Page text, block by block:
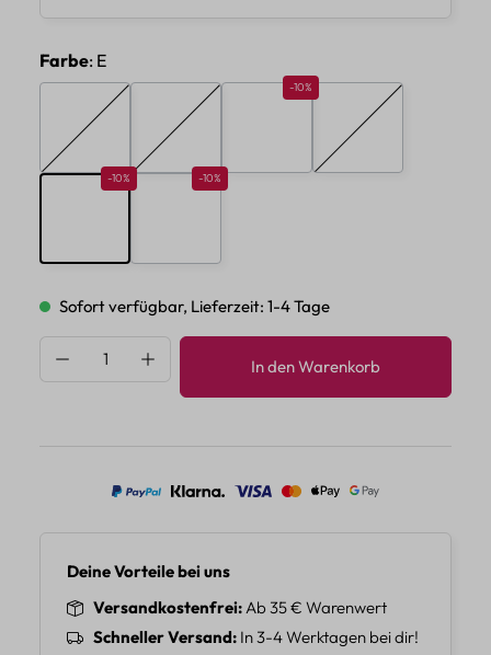
Farbeauswählen
: E
(Diese Option ist zurzeit nicht verfügbar.)
(Diese Option ist zurzeit nicht verfügbar.)
Rabatt 10%
-10%
Rabatt 10%
-10% Rabatt 10%
-10%
Sofort verfügbar, Lieferzeit: 1-4 Tage
Produkt Anzahl: Gib den gewünschten
In den Warenkorb
Deine Vorteile bei uns
Versandkostenfrei Ab 35 € Warenwert
Schneller Versand In 3-4 Werktagen bei dir!